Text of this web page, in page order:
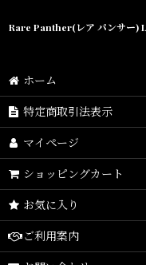
ホーム
特定商取引法表示
マイページ
ショッピングカート
お気に入り
ご利用案内